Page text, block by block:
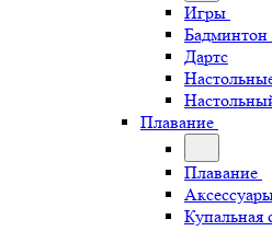
Игры
Бадминтон
Дартс
Плавание
Плавание
Купальная